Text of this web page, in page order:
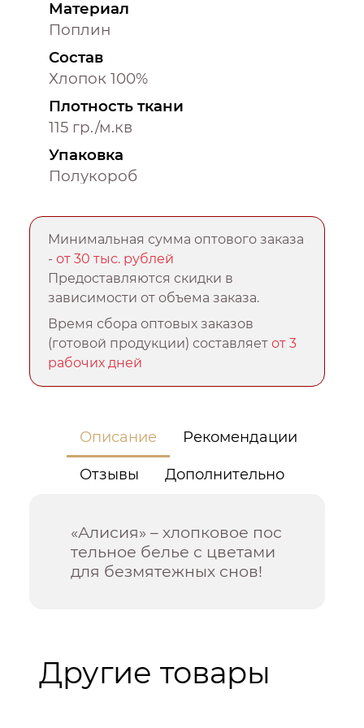
Материал
Поплин
Состав
Хлопок 100%
Плотность ткани
115 гр./м.кв
Упаковка
Полукороб
Минимальная сумма оптового заказа
-от 30 тыс. рублей
Предоставляются скидки в
зависимости от объема заказа.
Время сбора оптовых заказов
(готовой продукции) составляетот 3
рабочих дней
Описание Рекомендации
Отзывы Дополнительно
«Алисия» – хлопковое пос
тельное белье с цветами
для безмятежных снов!
Другие товары